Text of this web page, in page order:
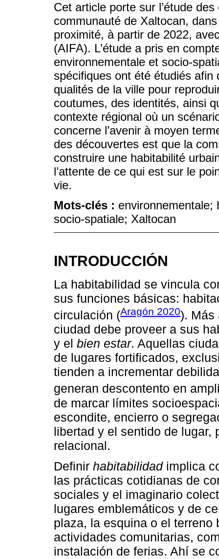
Cet article porte sur l’étude
communauté de Xaltocan,
proximité, à partir de 2022,
(AIFA). L’étude a pris en
environnementale et socio-
spécifiques ont été étudiés afin
qualités de la ville pour
coutumes, des identités, ainsi
contexte régional où un
concerne l’avenir à moyen
des découvertes est que la
construire une habitabilité
l’attente de ce qui est sur le
vie.
Mots-clés : environnementale;
socio-spatiale; Xaltocan
INTRODUCCIÓN
La habitabilidad se vincula
sus funciones básicas:
circulación (Aragón 2020). Más
ciudad debe proveer a sus
y el bien estar. Aquellas
de lugares fortificados,
tienden a incrementar
generan descontento en
de marcar límites
escondite, encierro o
libertad y el sentido de
relacional.
Definir habitabilidadimplica
las prácticas cotidianas de
sociales y el imaginario
lugares emblemáticos y de
plaza, la esquina o el
actividades comunitarias,
instalación de ferias. Ahí se